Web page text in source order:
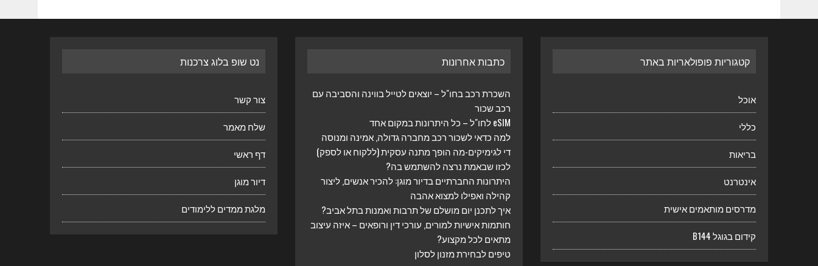
קטגוריות פופולאריות באתר
אוכל
כללי
בריאות
אינטרנט
מדרסים מותאמים אישית
קידום בגוגל B144
כתבות אחרונות
השכרת רכב בחו"ל – יוצאים לטייל בווינה והסביבה עם
רכב שכור
eSIM לחו"ל – כל היתרונות במקום אחד
למה כדאי לשכור רכב מחברה גדולה, אמינה ומנוסה
די לגימיקים-מה הופך מתנה עסקית (ללקוח או לספק)
לכזו שבאמת נרצה להשתמש בה?
היתרונות החברתיים בדיור מוגן: להכיר אנשים, ליצור
קהילה ואפילו למצוא אהבה
איך לתכנן יום מושלם של תרבות ואמנות בתל אביב?
חותמות אישיות למורים, עורכי דין ורופאים – איזה עיצוב
מתאים לכל מקצוע?
טיפים לבחירת מזנון לסלון
נט שופ בלוג צרכנות
צור קשר
שלח מאמר
דף ראשי
דיור מוגן
מלגת ממדים ללימודים